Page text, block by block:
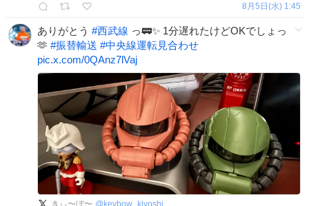
8月5日(水) 1:45
ありがとう #西武線 っ🚃✨ 1分遅れたけどOKでしょっ
🫶 #振替輸送 #中央線運転見合わせ
pic.x.com/0QAnz7lVaj
きぃ〜ぼ〜 @ keybow_kiyoshi